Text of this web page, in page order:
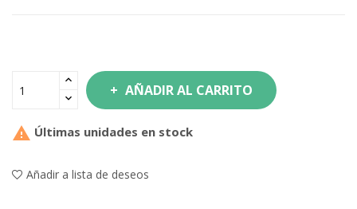
AÑADIR AL CARRITO
 Últimas unidades en stock
Añadir a lista de deseos